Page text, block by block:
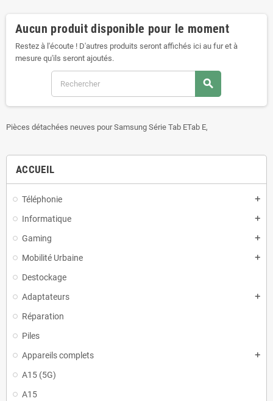
ACCUEIL
Téléphonie add
Informatique add
Gaming add
Mobilité Urbaine add
Destockage
Adaptateurs
add
Réparation
Piles
Appareils complets
add
A15 (5G)
A15
Aucun produit disponible pour le moment
Restez à l'écoute ! D'autres produits seront affichés ici au fur et à
mesure qu'ils seront ajoutés.
search
Pièces détachées neuves pour Samsung Série Tab ETab E,